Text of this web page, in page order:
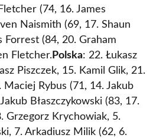
(74, 16. James
Naismith (69, 17. Shaun
Forrest (84, 20. Graham
Fletcher.Polska: 22. Łukasz
Piszczek, 15. Kamil Glik, 21.
Maciej Rybus (71, 14. Jakub
Błaszczykowski (83, 17.
Grzegorz Krychowiak, 5.
7. Arkadiusz Milik (62, 6.